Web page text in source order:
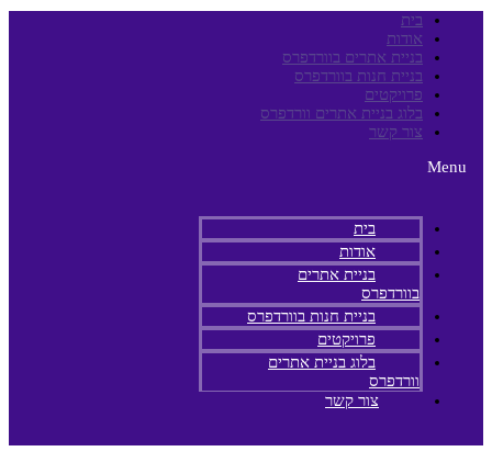
בית
אודות
בניית אתרים בוורדפרס
בניית חנות בוורדפרס
פרויקטים
בלוג בניית אתרים וורדפרס
צור קשר
Menu
בית
אודות
בניית אתרים
בוורדפרס
בניית חנות בוורדפרס
פרויקטים
בלוג בניית אתרים
וורדפרס
צור קשר